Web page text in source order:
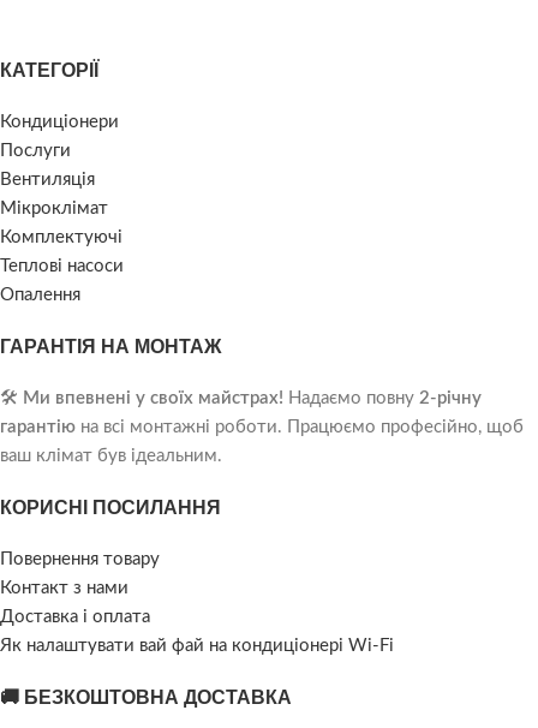
КАТЕГОРІЇ
Кондиціонери
Послуги
Вентиляція
Мікроклімат
Комплектуючі
Теплові насоси
Опалення
ГАРАНТІЯ НА МОНТАЖ
🛠️ Ми впевнені у своїх майстрах! Надаємо повну 2-річну
гарантію на всі монтажні роботи. Працюємо професійно, щоб
ваш клімат був ідеальним.
КОРИСНІ ПОСИЛАННЯ
Повернення товару
Контакт з нами
Доставка і оплата
Як налаштувати вай фай на кондиціонері Wi-Fi
🚚 БЕЗКОШТОВНА ДОСТАВКА